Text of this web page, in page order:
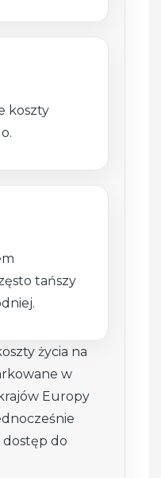
koszty
tańszy
życia na
w
Europy
dostęp do